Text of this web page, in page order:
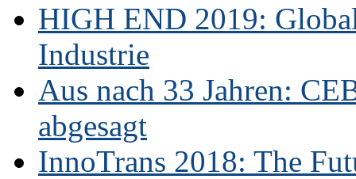
HIGH END 2019:
Industrie
Aus nach 33 Jahren:
abgesagt
InnoTrans 2018: The